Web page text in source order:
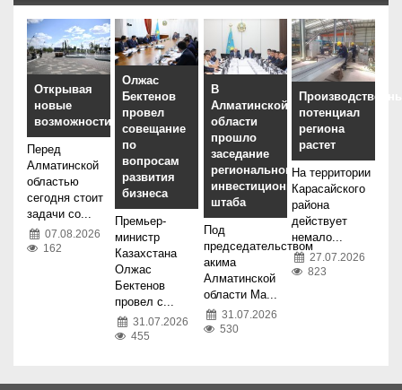
Открывая
новые
возможности
Перед
Алматинской
областью
сегодня стоит
задачи со...
07.08.2026
162
Олжас
Бектенов
провел
совещание
по
вопросам
развития
бизнеса
Премьер-
министр
Казахстана
Олжас
Бектенов
провел с...
31.07.2026
455
В
Алматинской
области
прошло
заседание
регионального
инвестиционного
штаба
Под
председательством
акима
Алматинской
области Ма...
31.07.2026
530
потенциал
региона
растет
На территории
Карасайского
района
действует
немало...
27.07.2026
823